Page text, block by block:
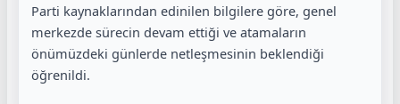
Parti kaynaklarından edinilen bilgilere göre, genel
merkezde sürecin devam ettiği ve atamaların
önümüzdeki günlerde netleşmesinin beklendiği
öğrenildi.